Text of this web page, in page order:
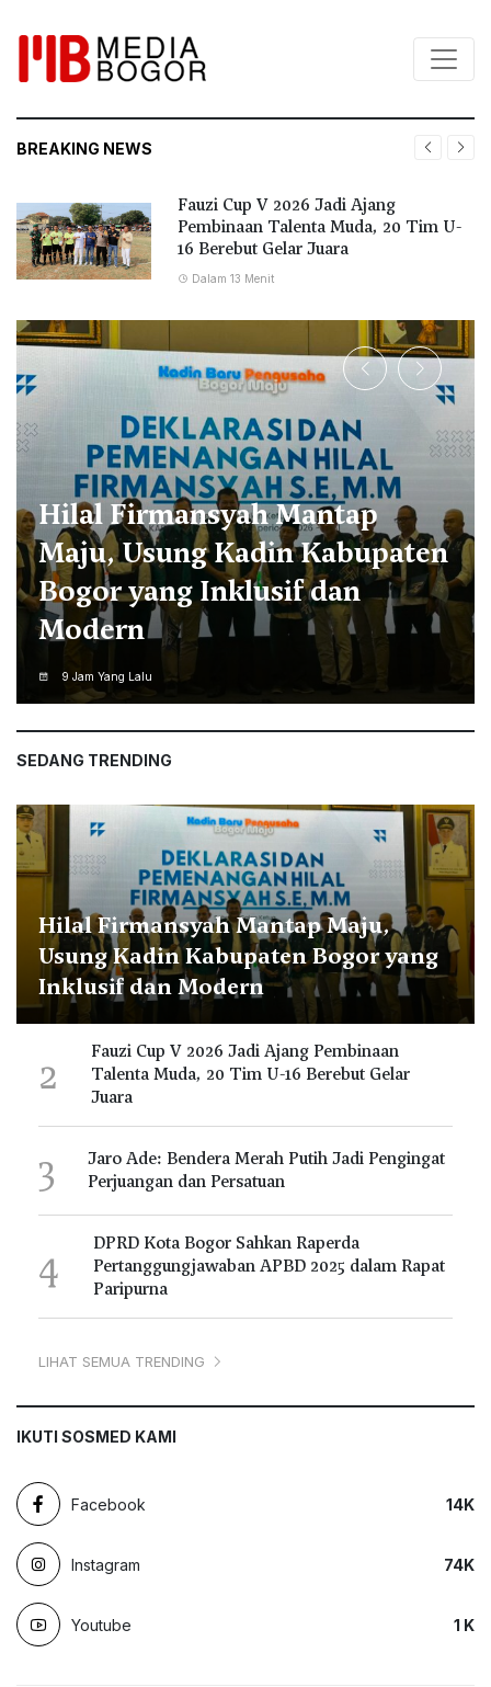
BREAKING NEWS
Fauzi Cup V 2026 Jadi Ajang
Pembinaan Talenta Muda, 20 Tim U-
16 Berebut Gelar Juara
Dalam 13 Menit
Jaro Ade: Bendera Merah
Putih Jadi Pengingat
Perjuangan dan Persatuan
9 Jam Yang Lalu
SEDANG TRENDING
Hilal Firmansyah Mantap Maju,
Usung Kadin Kabupaten Bogor yang
Inklusif dan Modern
2
Fauzi Cup V 2026 Jadi Ajang Pembinaan
Talenta Muda, 20 Tim U-16 Berebut Gelar
Juara
3
Jaro Ade: Bendera Merah Putih Jadi Pengingat
Perjuangan dan Persatuan
4
DPRD Kota Bogor Sahkan Raperda
Pertanggungjawaban APBD 2025 dalam Rapat
Paripurna
LIHAT SEMUA TRENDING
IKUTI SOSMED KAMI
Facebook 14K
Instagram 74K
Youtube 1 K